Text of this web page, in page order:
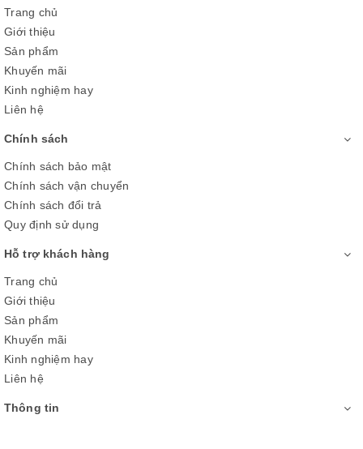
bụi bẩn và các tác nhân gây dị ứng cho da mà nó còn giúp sợi
vải mềm hơn và hạn chế bị phai màu.
hàng đầu về y tế dành cho người bị dị ứng, được thành lập vào
năm 1991 với tên gọi Quỹ Dị ứng của Anh (British Allergy
Foundation – BAF). Đến năm 2002, tổ chức đổi tên thành
Allergy UK.
Trang chủ
Giới thiệu
Sản phẩm
Khuyến mãi
Kinh nghiệm hay
Liên hệ
Chính sách
Chính sách bảo mật
Chính sách vận chuyển
Chính sách đổi trả
Quy định sử dụng
Hỗ trợ khách hàng
Trang chủ
Giới thiệu
Sản phẩm
Khuyến mãi
Kinh nghiệm hay
Liên hệ
Thông tin